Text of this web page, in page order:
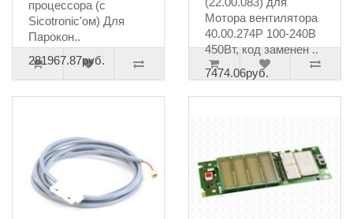
процессора (с
Sicotronic'ом) Для
Парокон..
281967.87руб.
Мотора вентилятора
40.00.274P 100-240В
450Вт, код заменен ..
7474.06руб.